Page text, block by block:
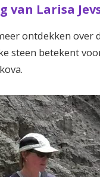
van Larisa
ontdekken over
steen betekent